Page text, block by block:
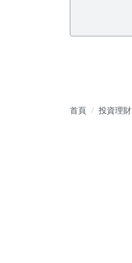
首頁 投資理財